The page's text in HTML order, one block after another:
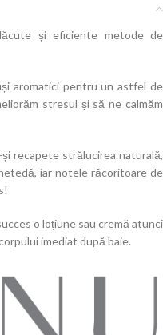
și eficiente metode de
aromatici pentru un astfel de
stresul și să ne calmăm
recapete strălucirea naturală,
iar notele răcoritoare de
o loțiune sau cremă atunci
imediat după baie.